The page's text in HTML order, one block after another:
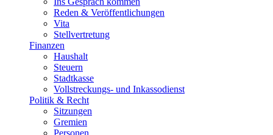
Reden & Veröffentlichungen
Vita
Stellvertretung
Finanzen
Haushalt
Steuern
Stadtkasse
Vollstreckungs- und Inkassodienst
Politik & Recht
Sitzungen
Gremien
Personen